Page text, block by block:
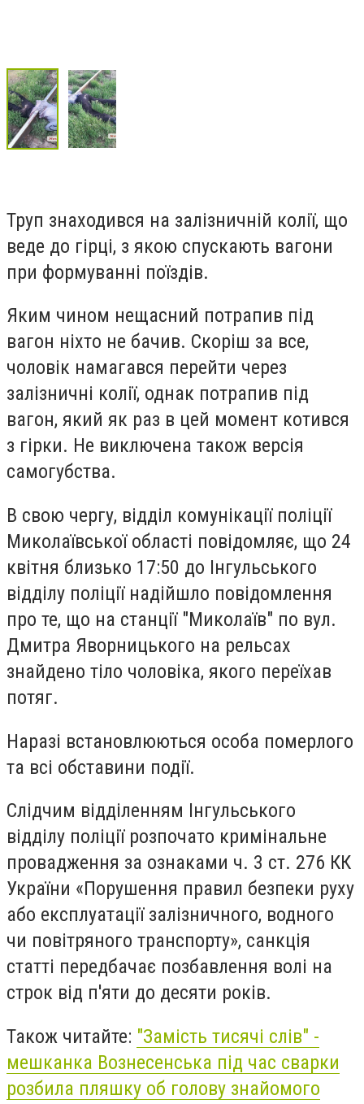
Труп знаходився на залізничній колії, що
веде до гірці, з якою спускають вагони
при формуванні поїздів.
Яким чином нещасний потрапив під
вагон ніхто не бачив. Скоріш за все,
чоловік намагався перейти через
залізничні колії, однак потрапив під
вагон, який як раз в цей момент котився
з гірки. Не виключена також версія
самогубства.
В свою чергу, відділ комунікації поліції
Миколаївської області повідомляє, що 24
квітня близько 17:50 до Інгульського
відділу поліції надійшло повідомлення
про те, що на станції "Миколаїв" по вул.
Дмитра Яворницького на рельсах
знайдено тіло чоловіка, якого переїхав
потяг.
Наразі встановлюються особа померлого
та всі обставини події.
Слідчим відділенням Інгульського
відділу поліції розпочато кримінальне
провадження за ознаками ч. 3 ст. 276 КК
України «Порушення правил безпеки руху
або експлуатації залізничного, водного
чи повітряного транспорту», санкція
статті передбачає позбавлення волі на
строк від п'яти до десяти років.
Також читайте: "Замість тисячі слів" -
мешканка Вознесенська під час сварки
розбила пляшку об голову знайомого